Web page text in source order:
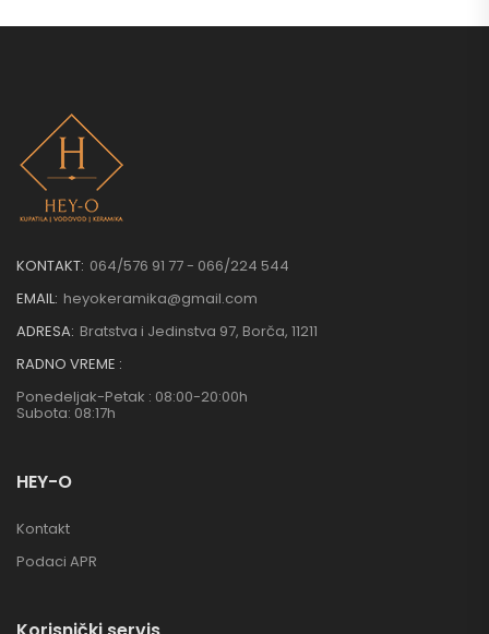
KONTAKT: 064/576 91 77 - 066/224 544
EMAIL: heyokeramika@gmail.com
ADRESA: Bratstva i Jedinstva 97, Borča, 11211
RADNO VREME :
Ponedeljak-Petak : 08:00-20:00h
Subota: 08:17h
HEY-O
Kontakt
Podaci APR